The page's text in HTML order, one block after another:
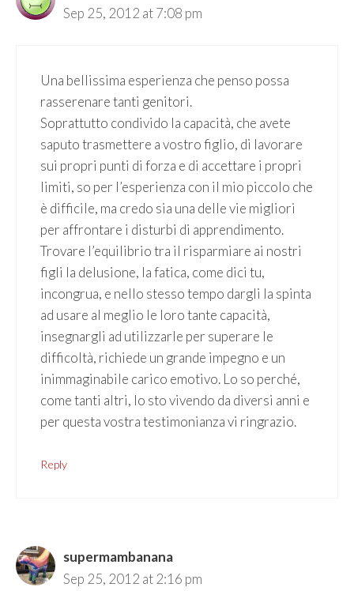
Sep 25, 2012 at 7:08 pm
Una bellissima esperienza che penso possa
rasserenare tanti genitori.
Soprattutto condivido la capacità, che avete
saputo trasmettere a vostro figlio, di lavorare
sui propri punti di forza e di accettare i propri
limiti, so per l’esperienza con il mio piccolo che
è difficile, ma credo sia una delle vie migliori
per affrontare i disturbi di apprendimento.
Trovare l’equilibrio tra il risparmiare ai nostri
figli la delusione, la fatica, come dici tu,
incongrua, e nello stesso tempo dargli la spinta
ad usare al meglio le loro tante capacità,
insegnargli ad utilizzarle per superare le
difficoltà, richiede un grande impegno e un
inimmaginabile carico emotivo. Lo so perché,
come tanti altri, lo sto vivendo da diversi anni e
per questa vostra testimonianza vi ringrazio.
Reply
supermambanana
Sep 25, 2012 at 2:16 pm